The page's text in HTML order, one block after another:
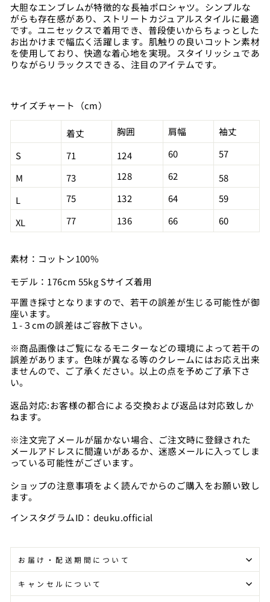
大胆なエンブレムが特徴的な長袖ポロシャツ。シンプルな
がらも存在感があり、ストリートカジュアルスタイルに最適
です。ユニセックスで着用でき、普段使いからちょっとした
お出かけまで幅広く活躍します。肌触りの良いコットン素材
を使用しており、快適な着心地を実現。スタイリッシュであ
りながらリラックスできる、注目のアイテムです。
サイズチャート（cm）
着丈 胸囲 肩幅
袖丈
S
71 124 60
57
M
73 128 62
58
L
75 132 64
59
XL
77 136 66 60
素材：コットン100%
モデル： 176cm 55kg Sサイズ着用
平置き採寸となりますので、若干の誤差が生じる可能性が御
座います。
１-３cmの誤差はご容赦下さい。
※商品画像はご覧になるモニターなどの環境によって若干の
誤差があります。色味が異なる等のクレームにはお応え出来
ませんので、ご了承ください。以上の点を予めご了承下さ
い。
返品対応:お客様の都合による交換および返品は対応致しか
ねます。
※注文完了メールが届かない場合、ご注文時に登録された
メールアドレスに間違いがあるか、迷惑メールに入ってしま
っている可能性がございます。
ショップの注意事項をよく読んでからのご購入をお願い致し
ます。
インスタグラムID：deuku.official
お届け・配送期間について
キャンセルについて